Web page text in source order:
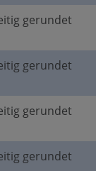
gerundet
gerundet
gerundet
gerundet